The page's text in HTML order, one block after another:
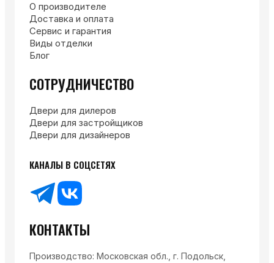
О производителе
Доставка и оплата
Сервис и гарантия
Виды отделки
Блог
СОТРУДНИЧЕСТВО
Двери для дилеров
Двери для застройщиков
Двери для дизайнеров
КАНАЛЫ В СОЦСЕТЯХ
КОНТАКТЫ
Производство: Московская обл., г. Подольск,